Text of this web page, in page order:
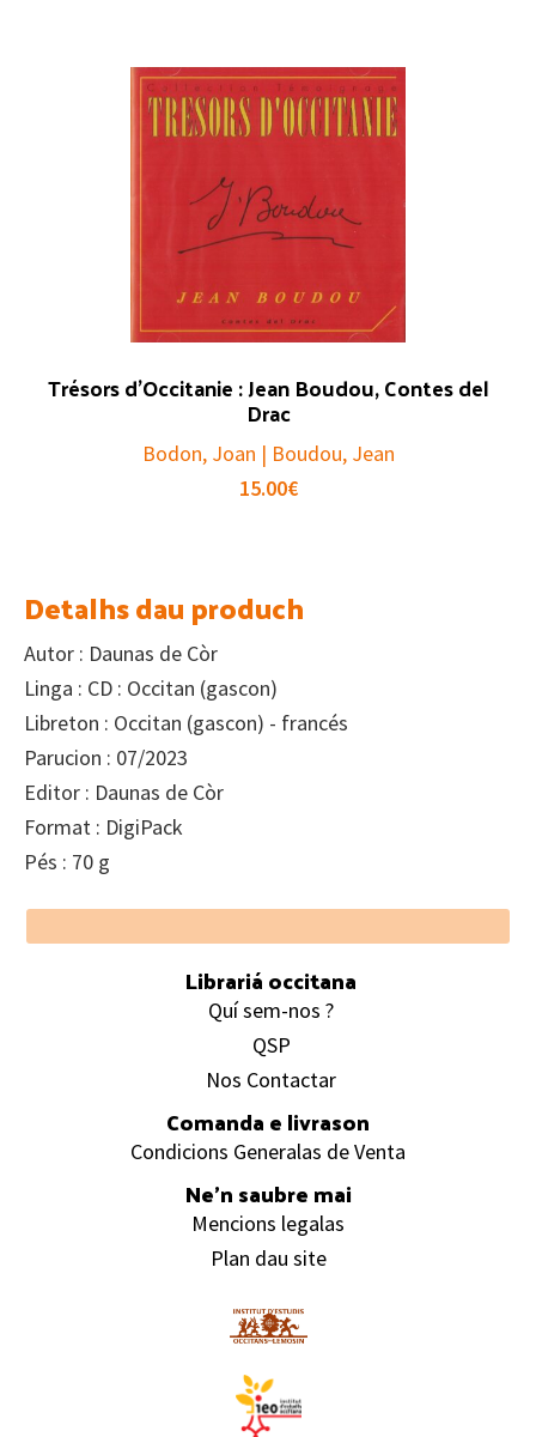
Trésors d’Occitanie : Jean Boudou, Contes del
Drac
Bodon, Joan | Boudou, Jean
15.00€
Detalhs dau produch
Autor : Daunas de Còr
Linga : CD : Occitan (gascon)
Libreton : Occitan (gascon) - francés
Parucion : 07/2023
Editor : Daunas de Còr
Format : DigiPack
Pés : 70 g
Footer
Librariá occitana
Quí sem-nos ?
QSP
Nos Contactar
Comanda e livrason
Condicions Generalas de Venta
Ne’n saubre mai
Mencions legalas
Plan dau site